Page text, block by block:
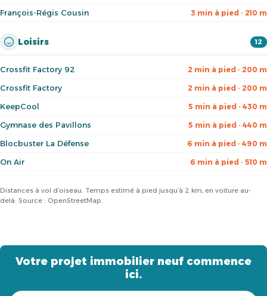
François-Régis Cousin 3 min à pied · 210 m
Loisirs 12
Crossfit Factory 92 2 min à pied · 200 m
Crossfit Factory 2 min à pied · 200 m
KeepCool 5 min à pied · 430 m
Gymnase des Pavillons 5 min à pied · 440 m
Blocbuster La Défense 6 min à pied · 490 m
On Air 6 min à pied · 510 m
Distances à vol d’oiseau. Temps estimé à pied jusqu’à 2 km, en voiture au-
delà. Source : OpenStreetMap.
Votre projet immobilier neuf commence
ici.